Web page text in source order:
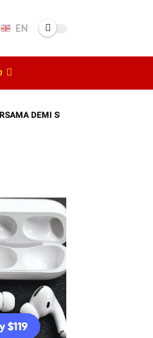
SUKSESNYA LATIHAN TNI